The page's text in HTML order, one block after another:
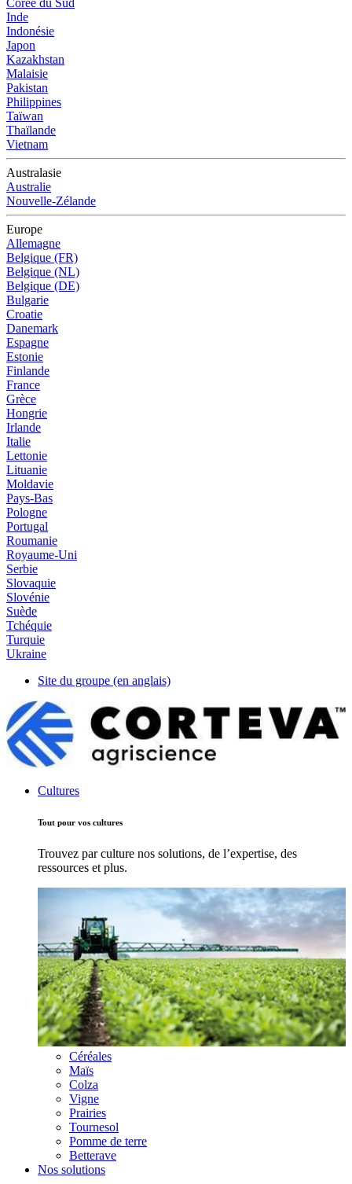
Inde
Indonésie
Japon
Kazakhstan
Malaisie
Pakistan
Philippines
Taïwan
Thaïlande
Vietnam
Australasie
Australie
Nouvelle-Zélande
Europe
Allemagne
Belgique (FR)
Belgique (NL)
Belgique (DE)
Bulgarie
Croatie
Danemark
Espagne
Estonie
Finlande
France
Grèce
Hongrie
Irlande
Italie
Lettonie
Lituanie
Moldavie
Pays-Bas
Pologne
Portugal
Roumanie
Royaume-Uni
Serbie
Slovaquie
Slovénie
Suède
Tchéquie
Turquie
Ukraine
Site du groupe (en anglais)
Cultures
Tout pour vos cultures
Trouvez par culture nos solutions, de l’expertise, des
ressources et plus.
Céréales
Maïs
Colza
Vigne
Prairies
Tournesol
Pomme de terre
Betterave
Nos solutions